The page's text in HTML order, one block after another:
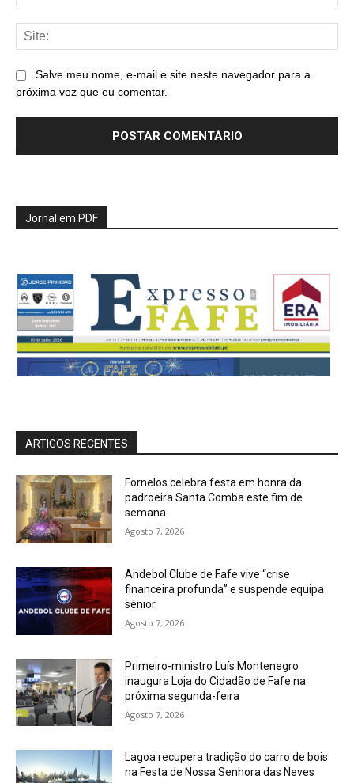
Salve meu nome, e-mail e site neste navegador para a
próxima vez que eu comentar.
Jornal em PDF
ARTIGOS RECENTES
Fornelos celebra festa em honra da
padroeira Santa Comba este fim de
semana
Agosto 7, 2026
Andebol Clube de Fafe vive “crise
financeira profunda” e suspende equipa
sénior
Agosto 7, 2026
Primeiro-ministro Luís Montenegro
inaugura Loja do Cidadão de Fafe na
próxima segunda-feira
Agosto 7, 2026
Lagoa recupera tradição do carro de bois
na Festa de Nossa Senhora das Neves